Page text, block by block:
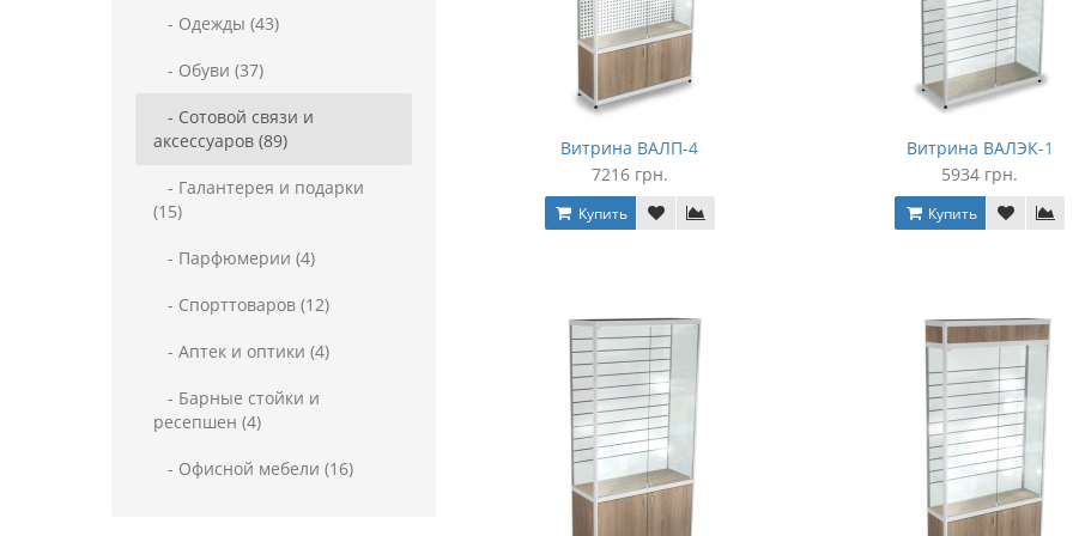
- Одежды (43)
- Обуви (37)
- Сотовой связи и
аксессуаров (89)
- Галантерея и подарки
(15)
- Парфюмерии (4)
- Спорттоваров (12)
- Аптек и оптики (4)
- Барные стойки и
ресепшен (4)
- Офисной мебели (16)
Витрина ВАЛП-4
7216 грн.
Купить
Витрина ВАЛЭК-1
5934 грн.
Купить